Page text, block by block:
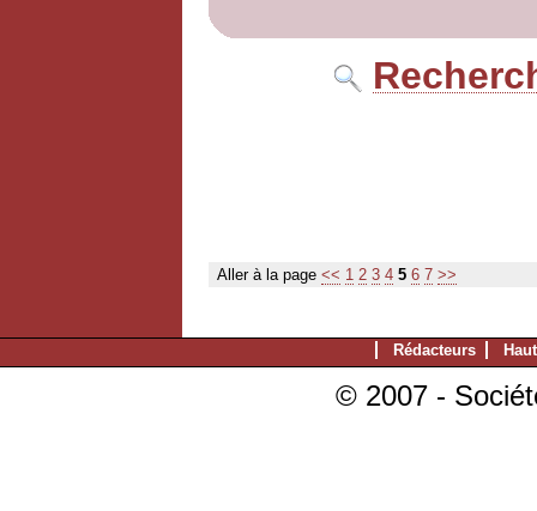
Aller à la page << 1 2 3 4 5 6 7 >>
Rédacteurs
© 2007 -